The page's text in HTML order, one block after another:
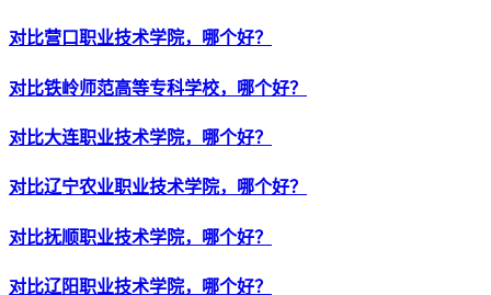
对比营口职业技术学院，哪个好？
对比铁岭师范高等专科学校，哪个好？
对比大连职业技术学院，哪个好？
对比辽宁农业职业技术学院，哪个好？
对比抚顺职业技术学院，哪个好？
对比辽阳职业技术学院，哪个好？